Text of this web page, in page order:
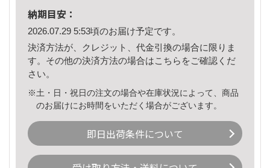
納期目安：
2026.07.29 5:53頃のお届け予定です。
決済方法が、クレジット、代金引換の場合に限りま
す。その他の決済方法の場合はこちら をご確認くだ
さい。
※土・日・祝日の注文の場合や在庫状況によって、商品
のお届けにお時間をいただく場合がございます。
即日出荷条件について